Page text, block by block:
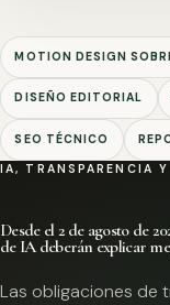
MOTION DESIGN
DISEÑO EDITORIAL
SEO TÉCNICO
IA, TRANSPARENCIA
Desde el 2 de agosto de
de IA deberán explicar
Las obligaciones de